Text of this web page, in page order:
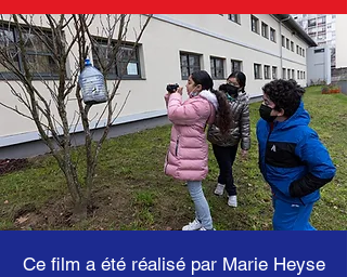
Ce film a été réalisé par Marie Heyse